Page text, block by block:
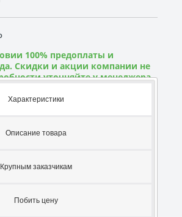
100% предоплаты и
Скидки и акции компании не
уточняйте у менеджера
Характеристики
Описание товара
Крупным заказчикам
Побить цену